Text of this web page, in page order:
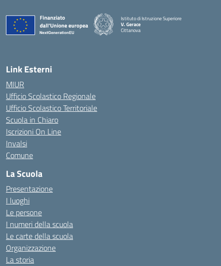
Istituto di Istruzione Superiore
V. Gerace
Cittanova
Link Esterni
MIUR
Ufficio Scolastico Regionale
Ufficio Scolastico Territoriale
Scuola in Chiaro
Iscrizioni On Line
Invalsi
Comune
La Scuola
Presentazione
I luoghi
Le persone
I numeri della scuola
Le carte della scuola
Organizzazione
La storia